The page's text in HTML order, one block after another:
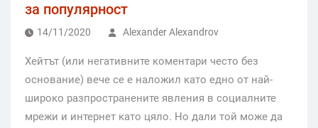
за популярност
14/11/2020 Alexander Alexandrov
Хейтът (или негативните коментари често без
основание) вече се е наложил като едно от най-
широко разпространените явления в социалните
мрежи и интернет като цяло. Но дали той може да